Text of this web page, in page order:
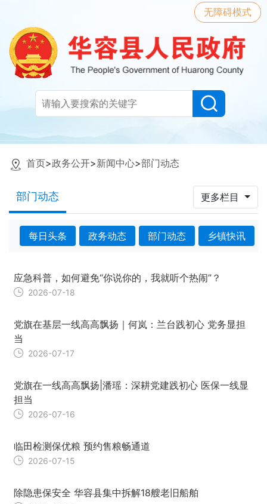
无障碍模式
首页>政务公开>新闻中心>部门动态
部门动态 更多栏目
每日头条 政务动态 部门动态 乡镇快讯
应急科普，如何避免“你说你的，我就听个热闹”？
2026-07-18
党旗在基层一线高高飘扬｜何岚：兰台践初心 党务显担
当
2026-07-17
党旗在一线高高飘扬|潘瑶：深耕党建践初心 医保一线显
担当
2026-07-16
临田检测保优粮 预约售粮畅通道
2026-07-15
除隐患保安全 华容县集中拆解18艘老旧船舶